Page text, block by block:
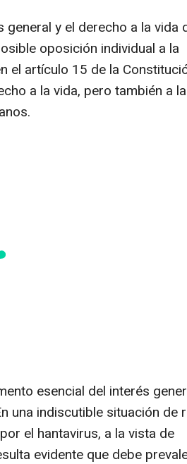
y el derecho a la vida
oposición individual a la
el artículo 15 de la
a la vida, pero también a la
esencial del interés
una indiscutible situación de
el hantavirus, a la vista de
evidente que debe